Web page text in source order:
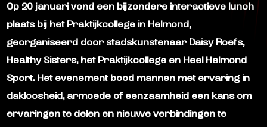
Op 20 januari vond een bijzondere interactieve lunch
plaats bij het Praktijkcollege in Helmond,
georganiseerd door stadskunstenaar Daisy Roefs,
Healthy Sisters, het Praktijkcollege en Heel Helmond
Sport. Het evenement bood mannen met ervaring in
dakloosheid, armoede of eenzaamheid een kans om
ervaringen te delen en nieuwe verbindingen te